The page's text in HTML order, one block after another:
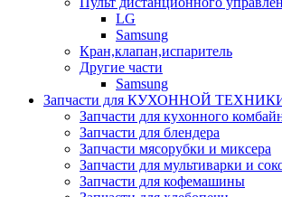
LG
Samsung
Кран,клапан,испаритель
Другие части
Samsung
Запчасти для КУХОННОЙ
Запчасти для кухонного
Запчасти для блендера
Запчасти мясорубки и миксера
Запчасти для мультиварки и
Запчасти для кофемашины